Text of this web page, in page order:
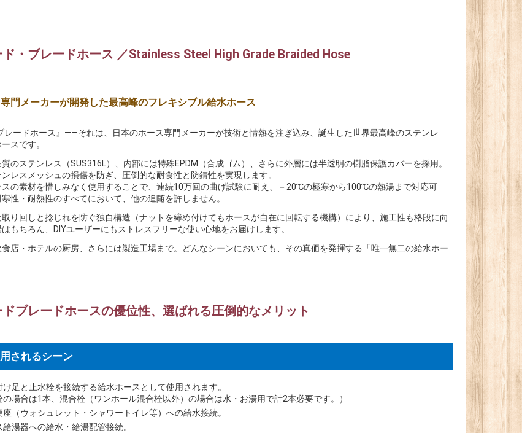
・ブレードホース ／Stainless Steel High Grade Braided Hose
門メーカーが開発した最高峰のフレキシブル給水ホース
レードホース』——それは、日本のホース専門メーカーが技術と情熱を注ぎ込み、誕生した世界最高峰のステンレ
スです。
のステンレス（SUS316L）、内部には特殊EPDM（合成ゴム）、さらに外層には半透明の樹脂保護カバーを採用。
レスメッシュの損傷を防ぎ、圧倒的な耐食性と防錆性を実現します。
スの素材を惜しみなく使用することで、連続10万回の曲げ試験に耐え、－20℃の極寒から100℃の熱湯まで対応可
性・耐熱性のすべてにおいて、他の追随を許しません。
り回しと捻じれを防ぐ独自構造（ナットを締め付けてもホースが自在に回転する機構）により、施工性も格段に向
はもちろん、DIYユーザーにもストレスフリーな使い心地をお届けします。
店・ホテルの厨房、さらには製造工場まで。どんなシーンにおいても、その真価を発揮する「唯一無二の給水ホー
ブレードホースの優位性、選ばれる圧倒的なメリット
されるシーン
足と止水栓を接続する給水ホースとして使用されます。
場合は1本、混合栓（ワンホール混合栓以外）の場合は水・お湯用で計2本必要です。）
（ウォシュレット・シャワートイレ等）への給水接続。
湯器への給水・給湯配管接続。